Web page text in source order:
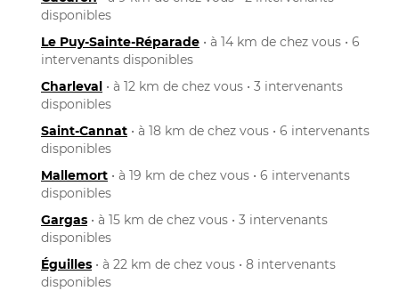
disponibles
Le Puy-Sainte-Réparade • à 14 km de chez vous • 6
intervenants disponibles
Charleval • à 12 km de chez vous • 3 intervenants
disponibles
Saint-Cannat • à 18 km de chez vous • 6 intervenants
disponibles
Mallemort • à 19 km de chez vous • 6 intervenants
disponibles
Gargas • à 15 km de chez vous • 3 intervenants
disponibles
Éguilles • à 22 km de chez vous • 8 intervenants
disponibles